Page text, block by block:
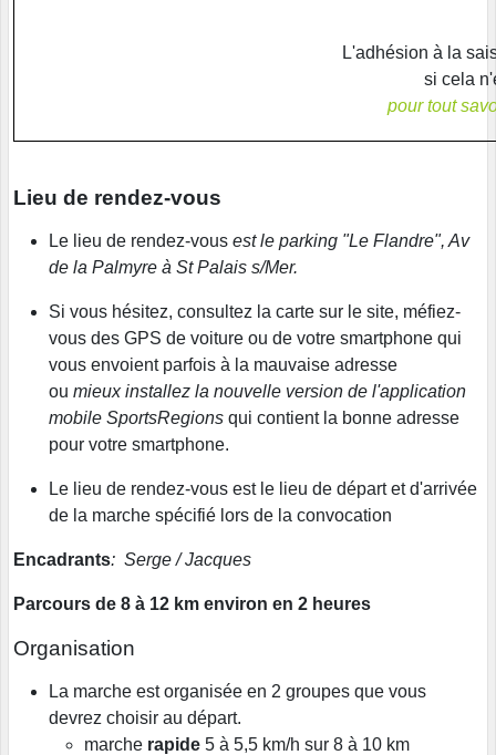
L'adhésion à la
si cela
pour tout
Lieu de rendez-vous
Le lieu de rendez-vous est le parking "Le Flandre", Av
de la Palmyre à St Palais s/Mer.
Si vous hésitez, consultez la carte sur le site, méfiez-
vous des GPS de voiture ou de votre smartphone qui
vous envoient parfois à la mauvaise adresse
ou mieux installez la nouvelle version de l'application
mobile SportsRegions qui contient la bonne adresse
pour votre smartphone.
Le lieu de rendez-vous est le lieu de départ et d'arrivée
de la marche spécifié lors de la convocation
Encadrants: Serge / Jacques
Parcours de 8 à 12 km environ en 2 heures
Organisation
La marche est organisée en 2 groupes que vous
devrez choisir au départ.
marche rapide 5 à 5,5 km/h sur 8 à 10 km